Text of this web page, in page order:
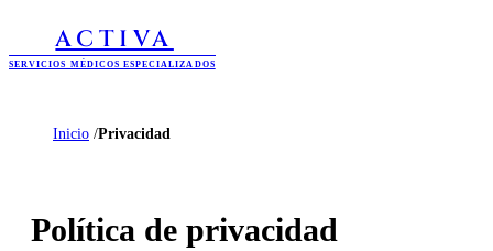
ACTIVA
SERVICIOS MÉDICOS ESPECIALIZADOS
Inicio /Privacidad
Política de privacidad